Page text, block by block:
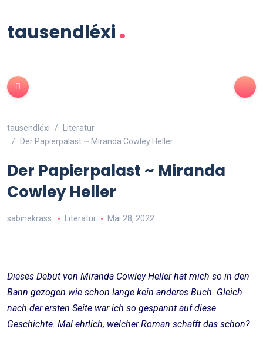
tausendléxi.
tausendléxi
Literatur
Der Papierpalast ~ Miranda Cowley Heller
Der Papierpalast ~ Miranda
Cowley Heller
sabinekrass Literatur Mai 28, 2022
Dieses Debüt von Miranda Cowley Heller hat mich so in den
Bann gezogen wie schon lange kein anderes Buch. Gleich
nach der ersten Seite war ich so gespannt auf diese
Geschichte. Mal ehrlich, welcher Roman schafft das schon?